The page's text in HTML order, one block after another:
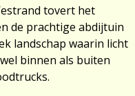
tovert het
de prachtige abdijtuin
landschap waarin licht
binnen als buiten